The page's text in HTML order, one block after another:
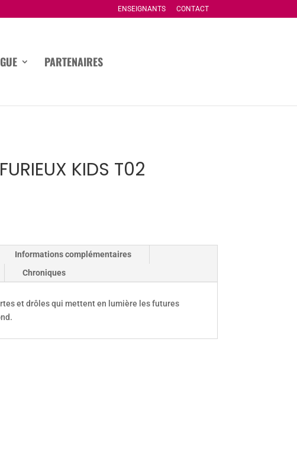
ENSEIGNANTS CONTACT
PARTENAIRES
KIDS T02
Informations complémentaires
Chroniques
et drôles qui mettent en lumière les futures